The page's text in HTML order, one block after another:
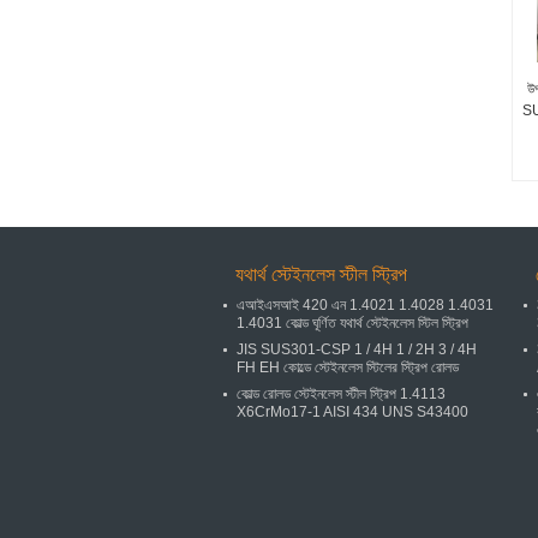
যথার্থ স্টেইনলেস স্টীল স্ট্রিপ
এআইএসআই 420 এন 1.4021 1.4028 1.4031
1.4031 কোল্ড ঘূর্ণিত যথার্থ স্টেইনলেস স্টিল স্ট্রিপ
JIS SUS301-CSP 1 / 4H 1 / 2H 3 / 4H
FH EH কোল্ডে স্টেইনলেস স্টিলের স্ট্রিপ রোলড
কোল্ড রোলড স্টেইনলেস স্টীল স্ট্রিপ 1.4113
X6CrMo17-1 AISI 434 UNS S43400